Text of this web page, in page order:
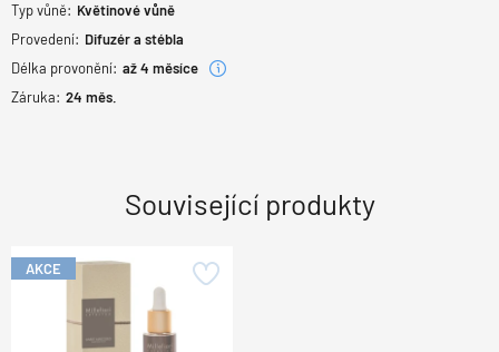
Typ vůně: Květinové vůně
Provedení: Difuzér a stébla
Délka provonění: až 4 měsíce
Záruka: 24 měs.
Související produkty
AKCE